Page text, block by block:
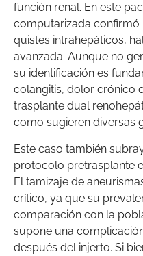
función renal. En este
computarizada confirmó
quistes intrahepáticos,
avanzada. Aunque no
su identificación es
colangitis, dolor crónico
trasplante dual
como sugieren diversas
Este caso también
protocolo pretrasplante
El tamizaje de
crítico, ya que su
comparación con la
supone una
después del injerto. Si